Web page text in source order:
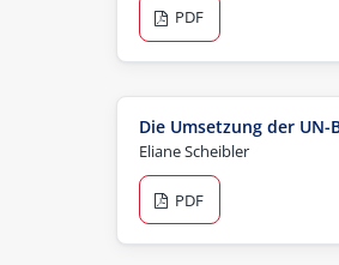
PDF
Die Umsetzung der
Eliane Scheibler
PDF